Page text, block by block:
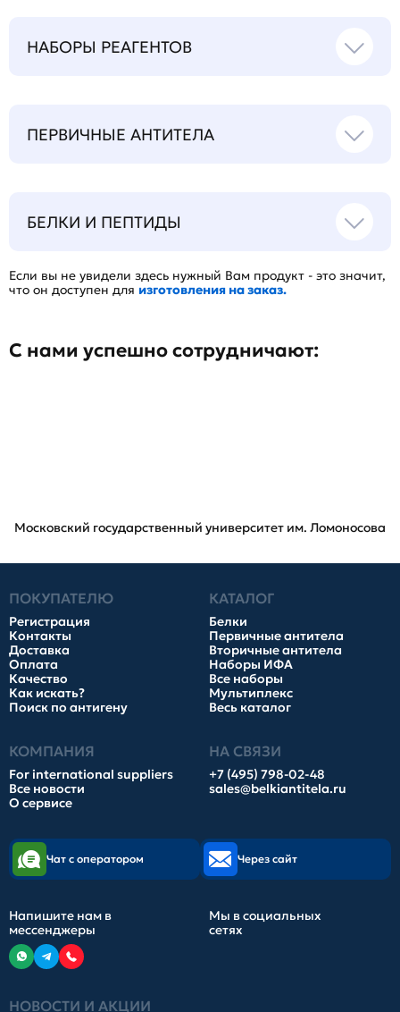
НАБОРЫ РЕАГЕНТОВ
ПЕРВИЧНЫЕ АНТИТЕЛА
БЕЛКИ И ПЕПТИДЫ
Если вы не увидели здесь нужный Вам продукт - это значит,
что он доступен для изготовления на заказ.
С нами успешно сотрудничают:
Московский государственный университет им. Ломоносова
ПОКУПАТЕЛЮ
Регистрация
Контакты
Доставка
Оплата
Качество
Как искать?
Поиск по антигену
КАТАЛОГ
Белки
Первичные антитела
Вторичные антитела
Наборы ИФА
Все наборы
Мультиплекс
Весь каталог
КОМПАНИЯ
For international suppliers
Все новости
О сервисе
НА СВЯЗИ
+7 (495) 798-02-48
sales@belkiantitela.ru
НОВОСТИ И АКЦИИ
Чат с оператором Через сайт
Напишите нам в
мессенджеры
Мы в социальных
сетях